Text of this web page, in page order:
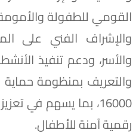
القومي للطفولة والأمومة
والإشراف الفني على
والأسر، ودعم تنفيذ
والتعريف بمنظومة
16000، بما يسهم في
رقمية آمنة للأطفال.